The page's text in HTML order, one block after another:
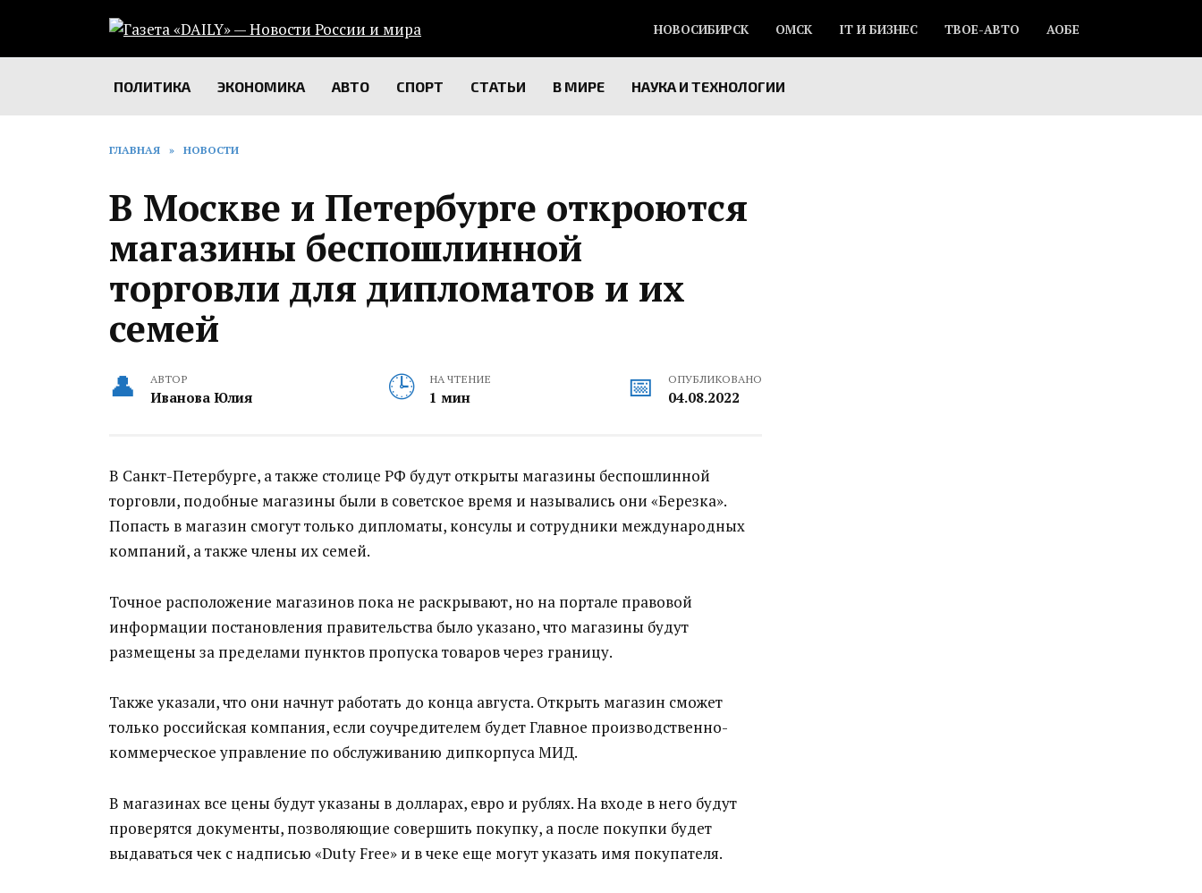
содержанию
НОВОСИБИРСК ОМСК IT И БИЗНЕС ТВОЕ-АВТО АОБЕ
ПОЛИТИКА ЭКОНОМИКА АВТО СПОРТ СТАТЬИ В МИРЕ НАУКА И ТЕХНОЛОГИИ
ГЛАВНАЯ » НОВОСТИ
В Москве и Петербурге откроются
магазины беспошлинной
торговли для дипломатов и их
семей
АВТОР
Иванова Юлия
НА ЧТЕНИЕ
1 мин
ОПУБЛИКОВАНО
04.08.2022
В Санкт-Петербурге, а также столице РФ будут открыты магазины беспошлинной
торговли, подобные магазины были в советское время и назывались они «Березка».
Попасть в магазин смогут только дипломаты, консулы и сотрудники международных
компаний, а также члены их семей.
Точное расположение магазинов пока не раскрывают, но на портале правовой
информации постановления правительства было указано, что магазины будут
размещены за пределами пунктов пропуска товаров через границу.
Также указали, что они начнут работать до конца августа. Открыть магазин сможет
только российская компания, если соучредителем будет Главное производственно-
коммерческое управление по обслуживанию дипкорпуса МИД.
В магазинах все цены будут указаны в долларах, евро и рублях. На входе в него будут
проверятся документы, позволяющие совершить покупку, а после покупки будет
выдаваться чек с надписью «Duty Free» и в чеке еще могут указать имя покупателя.